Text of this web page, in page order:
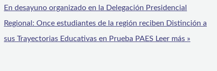
En desayuno organizado en la Delegación Presidencial
Regional: Once estudiantes de la región reciben Distinción a
sus Trayectorias Educativas en Prueba PAES Leer más »